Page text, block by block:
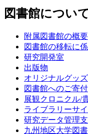
図書館について
附属図書館の概要
図書館の移転に
研究開発室
出版物
オリジナルグッズ
図書館へのご寄
展観クロニクル/
ライブラリーサ
研究データ管理
九州地区大学図